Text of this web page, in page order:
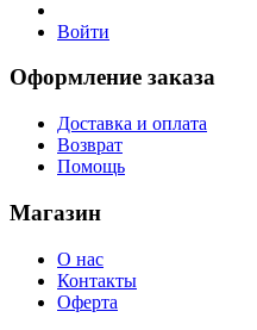
Войти
Оформление заказа
Доставка и оплата
Возврат
Помощь
Магазин
О нас
Контакты
Оферта